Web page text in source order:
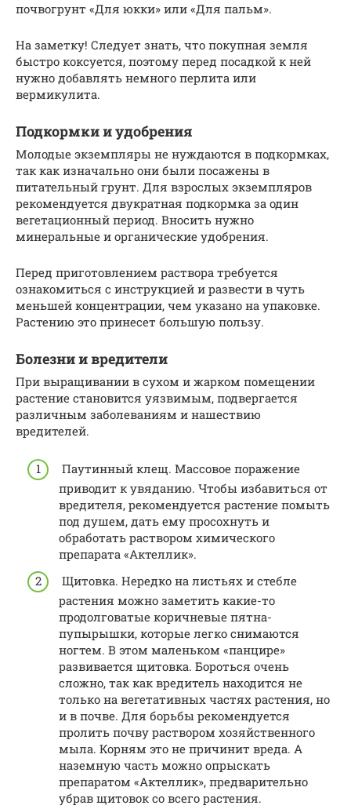
почвогрунт «Для юкки» или «Для пальм».
На заметку! Следует знать, что покупная земля
быстро коксуется, поэтому перед посадкой к ней
нужно добавлять немного перлита или
вермикулита.
Подкормки и удобрения
Молодые экземпляры не нуждаются в подкормках,
так как изначально они были посажены в
питательный грунт. Для взрослых экземпляров
рекомендуется двукратная подкормка за один
вегетационный период. Вносить нужно
минеральные и органические удобрения.
Перед приготовлением раствора требуется
ознакомиться с инструкцией и развести в чуть
меньшей концентрации, чем указано на упаковке.
Растению это принесет большую пользу.
Болезни и вредители
При выращивании в сухом и жарком помещении
растение становится уязвимым, подвергается
различным заболеваниям и нашествию
вредителей.
Паутинный клещ. Массовое поражение
приводит к увяданию. Чтобы избавиться от
вредителя, рекомендуется растение помыть
под душем, дать ему просохнуть и
обработать раствором химического
препарата «Актеллик».
Щитовка. Нередко на листьях и стебле
растения можно заметить какие-то
продолговатые коричневые пятна-
пупырышки, которые легко снимаются
ногтем. В этом маленьком «панцире»
развивается щитовка. Бороться очень
сложно, так как вредитель находится не
только на вегетативных частях растения, но
и в почве. Для борьбы рекомендуется
пролить почву раствором хозяйственного
мыла. Корням это не причинит вреда. А
наземную часть можно опрыскать
препаратом «Актеллик», предварительно
убрав щитовок со всего растения.